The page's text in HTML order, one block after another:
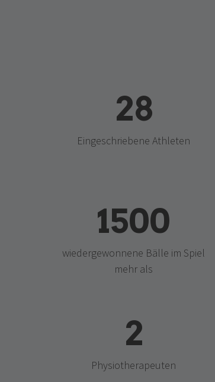
28
Eingeschriebene Athleten
1500
wiedergewonnene Bälle im Spiel
mehr als
2
Physiotherapeuten